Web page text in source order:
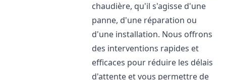
chaudière, qu'il s'agisse d'une
panne, d'une réparation ou
d'une installation. Nous offrons
des interventions rapides et
efficaces pour réduire les délais
d'attente et vous permettre de